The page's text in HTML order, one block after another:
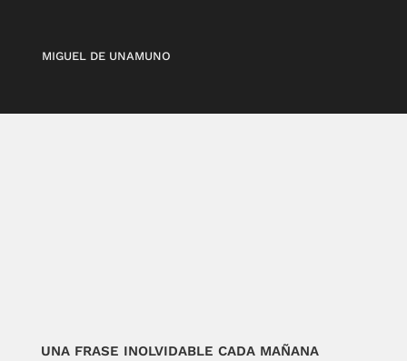
MIGUEL DE UNAMUNO
UNA FRASE INOLVIDABLE CADA MAÑANA